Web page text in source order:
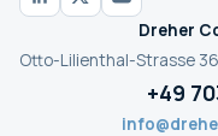
Dreher
Otto-Lilienthal-Strasse 36
+49